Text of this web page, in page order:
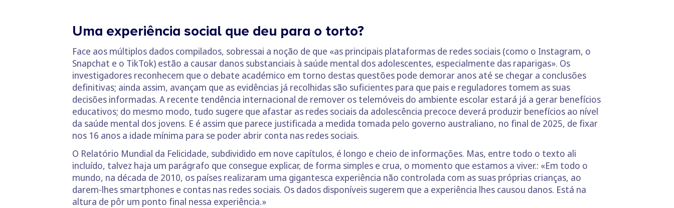
Uma experiência social que deu para o torto?
Face aos múltiplos dados compilados, sobressai a noção de que «as principais plataformas de redes sociais (como o Instagram, o
Snapchat e o TikTok) estão a causar danos substanciais à saúde mental dos adolescentes, especialmente das raparigas». Os
investigadores reconhecem que o debate académico em torno destas questões pode demorar anos até se chegar a conclusões
definitivas; ainda assim, avançam que as evidências já recolhidas são suficientes para que pais e reguladores tomem as suas
decisões informadas. A recente tendência internacional de remover os telemóveis do ambiente escolar estará já a gerar benefícios
educativos; do mesmo modo, tudo sugere que afastar as redes sociais da adolescência precoce deverá produzir benefícios ao nível
da saúde mental dos jovens. E é assim que parece justificada a medida tomada pelo governo australiano, no final de 2025, de fixar
nos 16 anos a idade mínima para se poder abrir conta nas redes sociais.
O Relatório Mundial da Felicidade, subdividido em nove capítulos, é longo e cheio de informações. Mas, entre todo o texto ali
incluído, talvez haja um parágrafo que consegue explicar, de forma simples e crua, o momento que estamos a viver.: «Em todo o
mundo, na década de 2010, os países realizaram uma gigantesca experiência não controlada com as suas próprias crianças, ao
darem-lhes smartphones e contas nas redes sociais. Os dados disponíveis sugerem que a experiência lhes causou danos. Está na
altura de pôr um ponto final nessa experiência.»